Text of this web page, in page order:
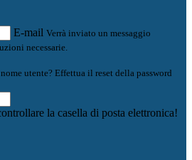
E-mail Verrà inviato un messaggio
necessarie.
utente? Effettua il reset della password
la casella di posta elettronica!